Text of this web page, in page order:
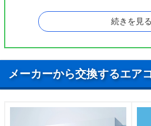
若葉町、若宮町
東海道本線 芦屋駅続きを見る
メーカーから交換するエア